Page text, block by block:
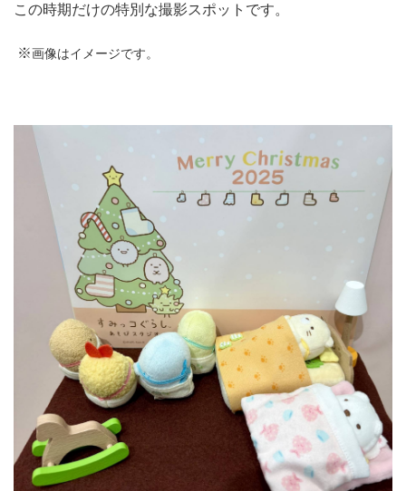
この時期だけの特別な撮影スポットです。
※画像はイメージです。